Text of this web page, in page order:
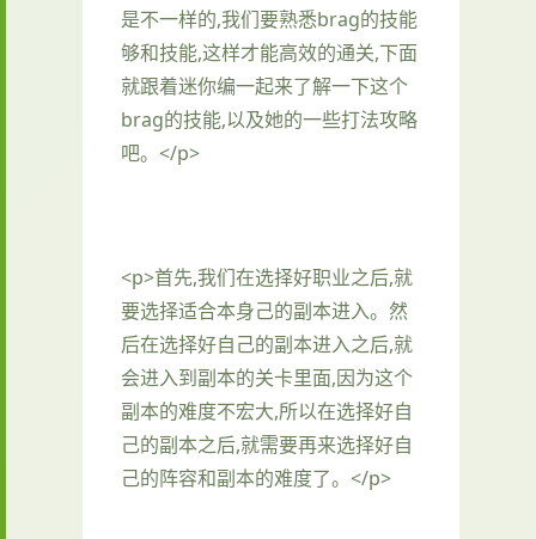
是不一样的,我们要熟悉brag的技能
够和技能,这样才能高效的通关,下面
就跟着迷你编一起来了解一下这个
brag的技能,以及她的一些打法攻略
吧。</p>
<p>首先,我们在选择好职业之后,就
要选择适合本身己的副本进入。然
后在选择好自己的副本进入之后,就
会进入到副本的关卡里面,因为这个
副本的难度不宏大,所以在选择好自
己的副本之后,就需要再来选择好自
己的阵容和副本的难度了。</p>